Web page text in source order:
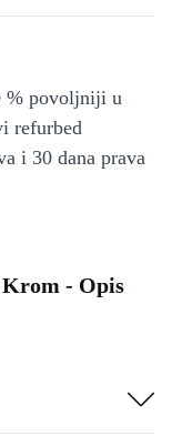
% povoljniji u
refurbed
i 30 dana prava
Krom - Opis